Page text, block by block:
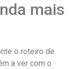
mais
o roteiro de
a ver com o